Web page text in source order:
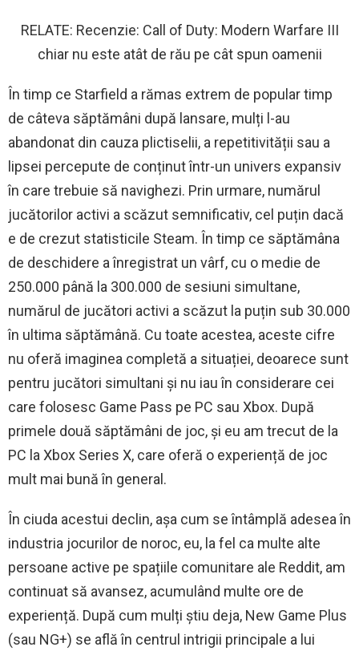
RELATE: Recenzie: Call of Duty: Modern Warfare III
chiar nu este atât de rău pe cât spun oamenii
În timp ce Starfield a rămas extrem de popular timp
de câteva săptămâni după lansare, mulți l-au
abandonat din cauza plictiselii, a repetitivității sau a
lipsei percepute de conținut într-un univers expansiv
în care trebuie să navighezi. Prin urmare, numărul
jucătorilor activi a scăzut semnificativ, cel puțin dacă
e de crezut statisticile Steam. În timp ce săptămâna
de deschidere a înregistrat un vârf, cu o medie de
250.000 până la 300.000 de sesiuni simultane,
numărul de jucători activi a scăzut la puțin sub 30.000
în ultima săptămână. Cu toate acestea, aceste cifre
nu oferă imaginea completă a situației, deoarece sunt
pentru jucători simultani și nu iau în considerare cei
care folosesc Game Pass pe PC sau Xbox. După
primele două săptămâni de joc, și eu am trecut de la
PC la Xbox Series X, care oferă o experiență de joc
mult mai bună în general.
În ciuda acestui declin, așa cum se întâmplă adesea în
industria jocurilor de noroc, eu, la fel ca multe alte
persoane active pe spațiile comunitare ale Reddit, am
continuat să avansez, acumulând multe ore de
experiență. După cum mulți știu deja, New Game Plus
(sau NG+) se află în centrul intrigii principale a lui